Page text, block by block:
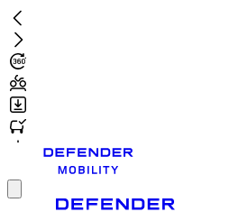
Zum
Hauptinhalt
springen
Toggle